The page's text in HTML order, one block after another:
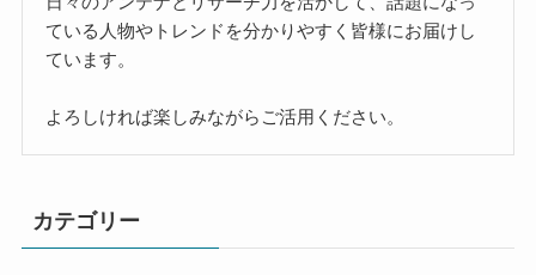
ている人物やトレンドを分かりやすく皆様にお届けし
ています。
よろしければ楽しみながらご活用ください。
カテゴリー